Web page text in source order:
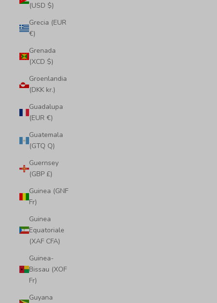
(USD $)
Grecia (EUR
€)
Grenada
(XCD $)
Groenlandia
(DKK kr.)
Guadalupa
(EUR €)
Guatemala
(GTQ Q)
Guernsey
(GBP £)
Guinea (GNF
Fr)
Guinea
Equatoriale
(XAF CFA)
Guinea-
Bissau (XOF
Fr)
Guyana